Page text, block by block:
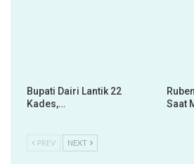
Bupati Dairi Lantik 22
Kades,…
Saat
PREV NEXT